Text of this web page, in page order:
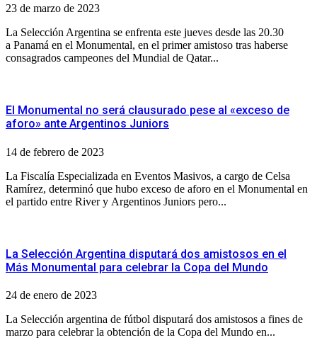
23 de marzo de 2023
La Selección Argentina se enfrenta este jueves desde las 20.30
a Panamá en el Monumental, en el primer amistoso tras haberse
consagrados campeones del Mundial de Qatar...
El Monumental no será clausurado pese al «exceso de
aforo» ante Argentinos Juniors
14 de febrero de 2023
La Fiscalía Especializada en Eventos Masivos, a cargo de Celsa
Ramírez, determinó que hubo exceso de aforo en el Monumental en
el partido entre River y Argentinos Juniors pero...
La Selección Argentina disputará dos amistosos en el
Más Monumental para celebrar la Copa del Mundo
24 de enero de 2023
La Selección argentina de fútbol disputará dos amistosos a fines de
marzo para celebrar la obtención de la Copa del Mundo en...